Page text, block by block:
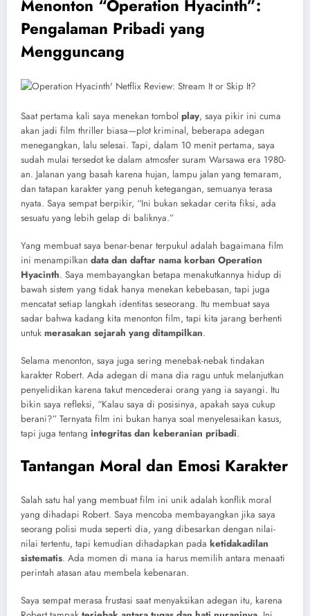
Menonton “Operation Hyacinth”:
Pengalaman Pribadi yang
Mengguncang
Saat pertama kali saya menekan tombol play, saya pikir ini cuma
akan jadi film thriller biasa—plot kriminal, beberapa adegan
menegangkan, lalu selesai. Tapi, dalam 10 menit pertama, saya
sudah mulai tersedot ke dalam atmosfer suram Warsawa era 1980-
an. Jalanan yang basah karena hujan, lampu jalan yang temaram,
dan tatapan karakter yang penuh ketegangan, semuanya terasa
nyata. Saya sempat berpikir, “Ini bukan sekadar cerita fiksi, ada
sesuatu yang lebih gelap di baliknya.”
Yang membuat saya benar-benar terpukul adalah bagaimana film
ini menampilkan data dan daftar nama korban Operation
Hyacinth. Saya membayangkan betapa menakutkannya hidup di
bawah sistem yang tidak hanya menekan kebebasan, tapi juga
mencatat setiap langkah identitas seseorang. Itu membuat saya
sadar bahwa kadang kita menonton film, tapi kita jarang berhenti
untuk merasakan sejarah yang ditampilkan.
Selama menonton, saya juga sering menebak-nebak tindakan
karakter Robert. Ada adegan di mana dia ragu untuk melanjutkan
penyelidikan karena takut mencederai orang yang ia sayangi. Itu
bikin saya refleksi, “Kalau saya di posisinya, apakah saya cukup
berani?” Ternyata film ini bukan hanya soal menyelesaikan kasus,
tapi juga tentang integritas dan keberanian pribadi.
Tantangan Moral dan Emosi Karakter
Salah satu hal yang membuat film ini unik adalah konflik moral
yang dihadapi Robert. Saya mencoba membayangkan jika saya
seorang polisi muda seperti dia, yang dibesarkan dengan nilai-
nilai tertentu, tapi kemudian dihadapkan pada ketidakadilan
sistematis. Ada momen di mana ia harus memilih antara menaati
perintah atasan atau membela kebenaran.
Saya sempat merasa frustasi saat menyaksikan adegan itu, karena